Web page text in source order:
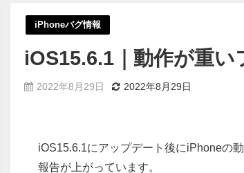
iPhoneバグ情報
iOS15.6.1｜動作が重
2022年8月29日 2022年8月29日
iOS15.6.1にアップデート後にiPhoneの
報告が上がっています。